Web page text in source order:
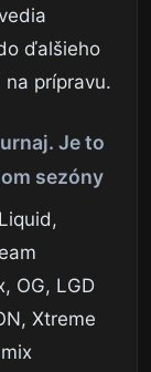
ďalšieho
prípravu.
Je to
sezóny
OG, LGD
Xtreme